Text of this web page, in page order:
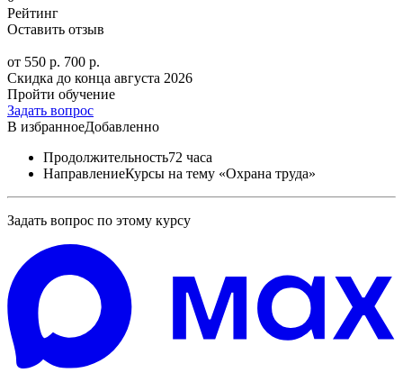
Рейтинг
Оставить отзыв
от 550 р. 700 р.
Скидка до конца августа 2026
Пройти обучение
Задать вопрос
В избранноеДобавленно
Продолжительность72 часа
НаправлениеКурсы на тему «Охрана труда»
Задать вопрос по этому курсу